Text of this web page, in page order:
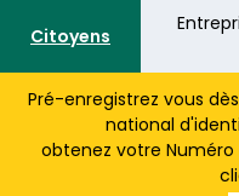
Aller au contenu principal
Citoyens
Pré-enregistrez vous
national
obtenez votre